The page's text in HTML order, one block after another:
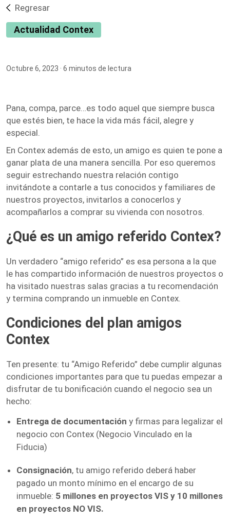
Regresar
Actualidad Contex
Octubre 6, 2023 · 6 minutos de lectura
Pana, compa, parce…es todo aquel que siempre busca
que estés bien, te hace la vida más fácil, alegre y
especial.
En Contex además de esto, un amigo es quien te pone a
ganar plata de una manera sencilla. Por eso queremos
seguir estrechando nuestra relación contigo
invitándote a contarle a tus conocidos y familiares de
nuestros proyectos, invitarlos a conocerlos y
acompañarlos a comprar su vivienda con nosotros.
¿Qué es un amigo referido Contex?
Un verdadero “amigo referido” es esa persona a la que
le has compartido información de nuestros proyectos o
ha visitado nuestras salas gracias a tu recomendación
y termina comprando un inmueble en Contex.
Condiciones del plan amigos
Contex
Ten presente: tu “Amigo Referido” debe cumplir algunas
condiciones importantes para que tu puedas empezar a
disfrutar de tu bonificación cuando el negocio sea un
hecho:
Entrega de documentación y firmas para legalizar el
negocio con Contex (Negocio Vinculado en la
Fiducia)
Consignación, tu amigo referido deberá haber
pagado un monto mínimo en el encargo de su
inmueble: 5 millones en proyectos VIS y 10 millones
en proyectos NO VIS.